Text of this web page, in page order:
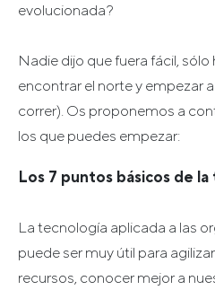
evolucionada?
Nadie dijo que fuera fácil, sólo
encontrar el norte y empezar
correr). Os proponemos a
los que puedes empezar:
Los 7 puntos básicos de
La tecnología aplicada a las
puede ser muy útil para
recursos, conocer mejor a